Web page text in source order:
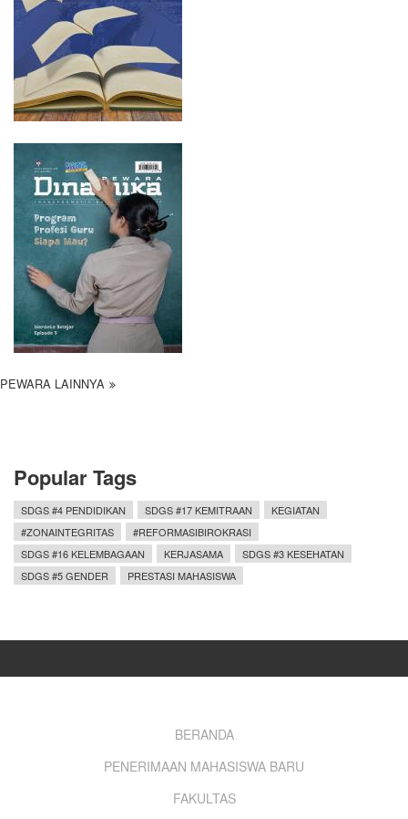
PEWARA LAINNYA
Popular Tags
SDGS #4 PENDIDIKAN SDGS #17 KEMITRAAN
KEGIATAN
#ZONAINTEGRITAS
#REFORMASIBIROKRASI
SDGS #16 KELEMBAGAAN
KERJASAMA
SDGS #3 KESEHATAN
SDGS #5 GENDER
PRESTASI MAHASISWA
BERANDA
PENERIMAAN MAHASISWA BARU
FAKULTAS